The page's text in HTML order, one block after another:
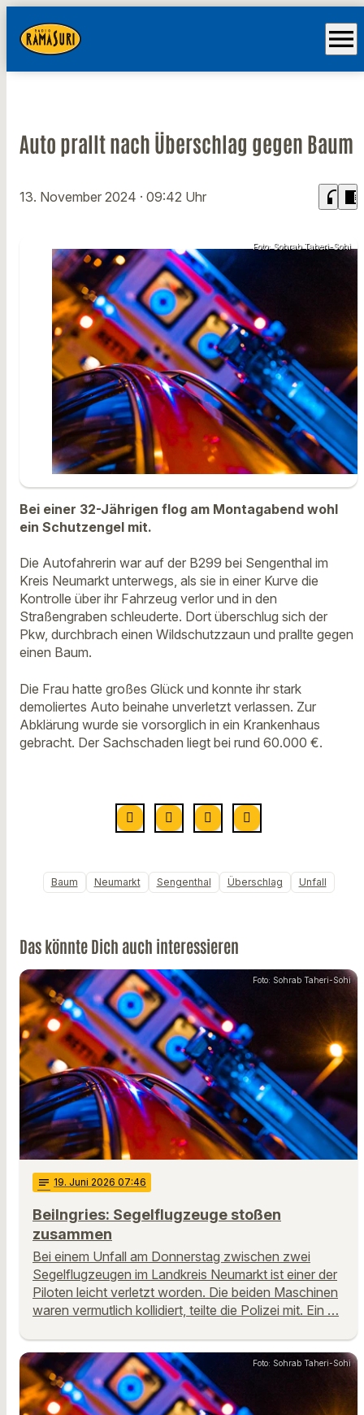
menu
Auto prallt nach Überschlag gegen Baum
13. November 2024 · 09:42 Uhr headphones chrome_reader_mode
Foto: Sohrab Taheri-Sohi
Bei einer 32-Jährigen flog am Montagabend wohl
ein Schutzengel mit.
Die Autofahrerin war auf der B299 bei Sengenthal im
Kreis Neumarkt unterwegs, als sie in einer Kurve die
Kontrolle über ihr Fahrzeug verlor und in den
Straßengraben schleuderte. Dort überschlug sich der
Pkw, durchbrach einen Wildschutzzaun und prallte gegen
einen Baum.
Die Frau hatte großes Glück und konnte ihr stark
demoliertes Auto beinahe unverletzt verlassen. Zur
Abklärung wurde sie vorsorglich in ein Krankenhaus
gebracht. Der Sachschaden liegt bei rund 60.000 €.
Baum Neumarkt Sengenthal Überschlag Unfall
Das könnte Dich auch interessieren
Foto: Sohrab Taheri-Sohi
notes 19. Juni 2026 07:46
Beilngries: Segelflugzeuge stoßen
zusammen
Bei einem Unfall am Donnerstag zwischen zwei
Segelflugzeugen im Landkreis Neumarkt ist einer der
Piloten leicht verletzt worden. Die beiden Maschinen
waren vermutlich kollidiert, teilte die Polizei mit. Ein …
Foto: Sohrab Taheri-Sohi